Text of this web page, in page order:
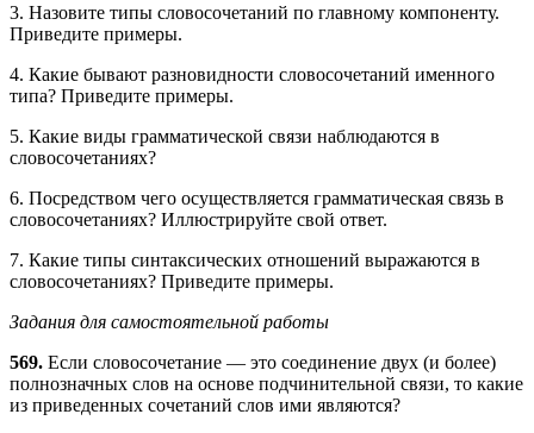
3. Назовите типы словосочетаний по главному компоненту.
Приведите примеры.
4. Какие бывают разновидности словосочетаний именного
типа? Приведите примеры.
5. Какие виды грамматической связи наблюдаются в
словосочетаниях?
6. Посредством чего осуществляется грамматическая связь в
словосочетаниях? Иллюстрируйте свой ответ.
7. Какие типы синтаксических отношений выражаются в
словосочетаниях? Приведите примеры.
Задания для самостоятельной работы
569. Если словосочетание — это соединение двух (и более)
полнозначных слов на основе подчинительной связи, то какие
из приведенных сочетаний слов ими являются?